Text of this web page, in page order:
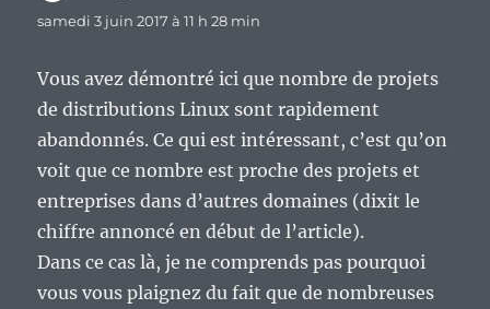
samedi 3 juin 2017 à 11 h 28 min
Vous avez démontré ici que nombre de projets
de distributions Linux sont rapidement
abandonnés. Ce qui est intéressant, c’est qu’on
voit que ce nombre est proche des projets et
entreprises dans d’autres domaines (dixit le
chiffre annoncé en début de l’article).
Dans ce cas là, je ne comprends pas pourquoi
vous vous plaignez du fait que de nombreuses